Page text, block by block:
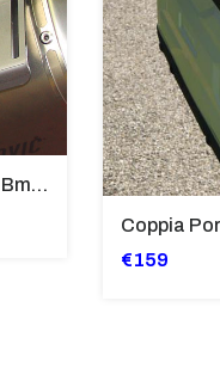
Supporti Per Borse Laterali Per Bmw Hp2 Megamoto 2007 - 2008 TRASPARENTE - Sb02-T
€159